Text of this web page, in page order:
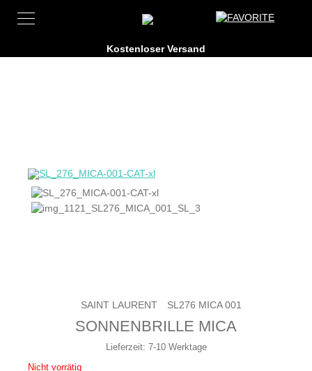
SL276 MICA 001
SAINT LAURENT
SONNENBRILLE MICA
Lieferzeit: 7-10 Werktage
Nicht vorrätig